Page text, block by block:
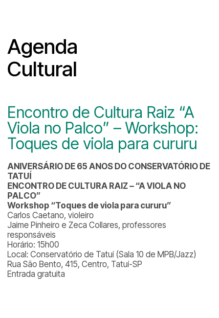
Agenda
Cultural
Encontro de Cultura Raiz “A
Viola no Palco” – Workshop:
Toques de viola para cururu
ANIVERSÁRIO DE 65 ANOS DO CONSERVATÓRIO DE
TATUÍ
ENCONTRO DE CULTURA RAIZ – “A VIOLA NO
PALCO”
Workshop “Toques de viola para cururu”
Carlos Caetano, violeiro
Jaime Pinheiro e Zeca Collares, professores
responsáveis
Horário: 15h00
Local: Conservatório de Tatuí (Sala 10 de MPB/Jazz)
Rua São Bento, 415, Centro, Tatuí-SP
Entrada gratuita